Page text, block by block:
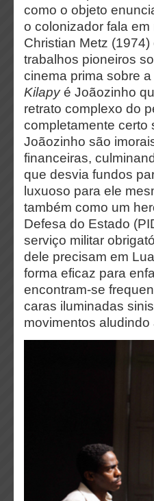
como o objeto
o colonizador fala
Christian Metz
trabalhos pioneiros
cinema prima sobre
Kilapyé Joãozinho
retrato complexo do
completamente certo
Joãozinho são
financeiras,
que desvia fundos
luxuoso para ele
também como um
Defesa do Estado
serviço militar
dele precisam em
forma eficaz para
encontram-se
caras iluminadas
movimentos aludindo